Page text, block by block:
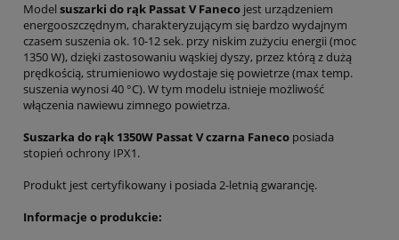
Model suszarki do rąk Passat V Faneco jest urządzeniem
energooszczędnym, charakteryzującym się bardzo wydajnym
czasem suszenia ok. 10-12 sek. przy niskim zużyciu energii (moc
1350 W), dzięki zastosowaniu wąskiej dyszy, przez którą z dużą
prędkością, strumieniowo wydostaje się powietrze (max temp.
suszenia wynosi 40 °C). W tym modelu istnieje możliwość
włączenia nawiewu zimnego powietrza.
Suszarka do rąk 1350W Passat V czarna Faneco posiada
stopień ochrony IPX1.
Produkt jest certyfikowany i posiada 2-letnią gwarancję.
Informacje o produkcie: